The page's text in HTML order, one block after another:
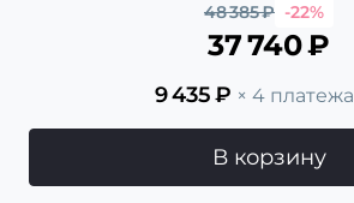
48 385₽ -22%
37 740₽
9 435₽ × 4 платежа
В корзину